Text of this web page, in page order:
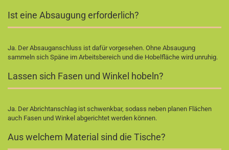
Ist eine Absaugung erforderlich?
Ja. Der Absauganschluss ist dafür vorgesehen. Ohne Absaugung
sammeln sich Späne im Arbeitsbereich und die Hobelfläche wird unruhig.
Lassen sich Fasen und Winkel hobeln?
Ja. Der Abrichtanschlag ist schwenkbar, sodass neben planen Flächen
auch Fasen und Winkel abgerichtet werden können.
Aus welchem Material sind die Tische?